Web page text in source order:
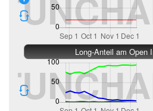
Long-Anteil am Open